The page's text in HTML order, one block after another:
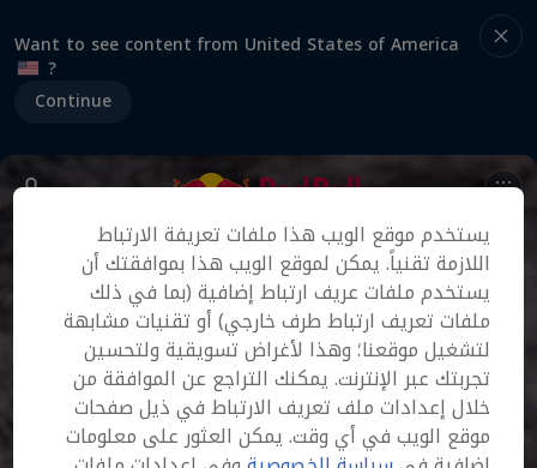
Want to see content from United States of America
?
Continue
يستخدم موقع الويب هذا ملفات تعريفة الارتباط
اللازمة تقنياً. يمكن لموقع الويب هذا بموافقتك أن
يستخدم ملفات عريف ارتباط إضافية (بما في ذلك
ملفات تعريف ارتباط طرف خارجي) أو تقنيات مشابهة
لتشغيل موقعنا؛ وهذا لأغراض تسويقية ولتحسين
تجربتك عبر الإنترنت. يمكنك التراجع عن الموافقة من
خلال إعدادات ملف تعريف الارتباط في ذيل صفحات
موقع الويب في أي وقت. يمكن العثور على معلومات